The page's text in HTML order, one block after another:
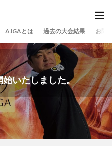
AJGAとは 過去の大会結果 お問
いたしました。